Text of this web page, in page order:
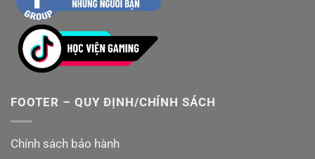
FOOTER – QUY ĐỊNH/CHÍNH SÁCH
Chính sách bảo hành